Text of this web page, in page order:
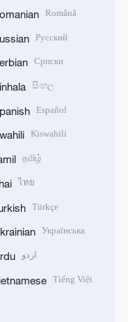
Română
Русский
Српски
සිංහල
Español
Kiswahili
தமிழ்
ไทย
Türkçe
Українська
اردو
Tiếng Việt